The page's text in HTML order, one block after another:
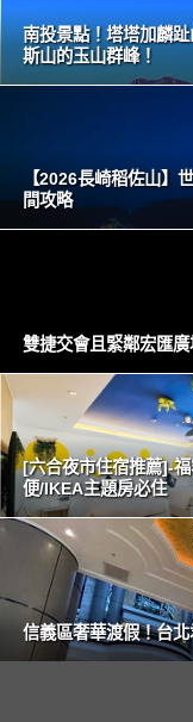
南投景點！塔塔加麟
斯山的玉山群峰！
【2026長崎稻佐山】
間攻略
雙捷交會且緊鄰宏匯
[六合夜市住宿推薦]-
便/IKEA主題房必住
信義區奢華渡假！台